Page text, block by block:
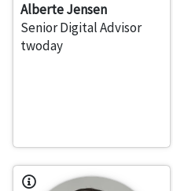
Alberte Jensen
Senior Digital Advisor
twoday